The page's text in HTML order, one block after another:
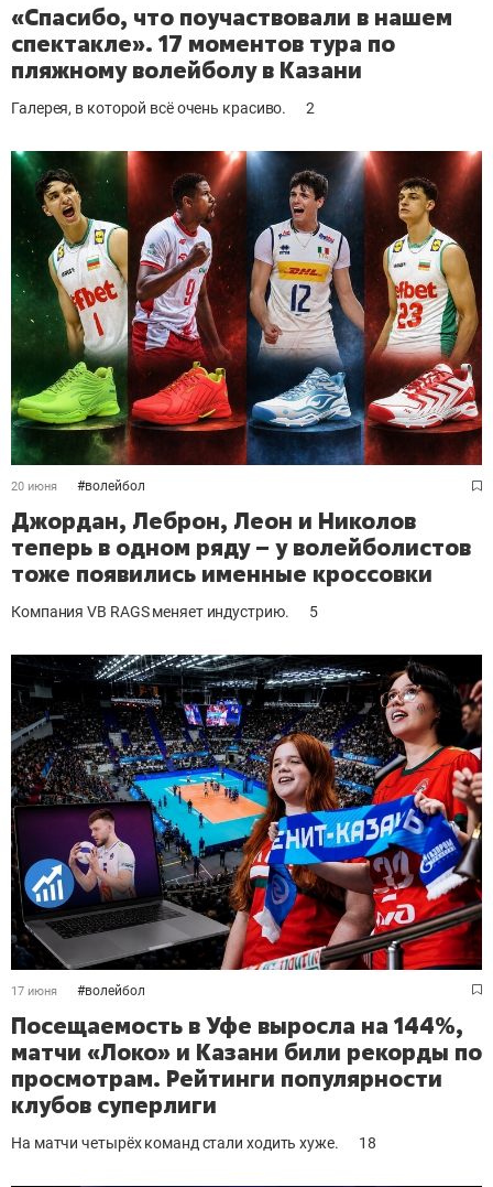
«Спасибо, что поучаствовали в нашем
спектакле». 17 моментов тура по
пляжному волейболу в Казани
Галерея, в которой всё очень красиво. 2
20 июня #волейбол
Джордан, Леброн, Леон и Николов
теперь в одном ряду – у волейболистов
тоже появились именные кроссовки
Компания VB RAGS меняет индустрию. 5
17 июня #волейбол
Посещаемость в Уфе выросла на 144%,
матчи «Локо» и Казани били рекорды по
просмотрам. Рейтинги популярности
клубов суперлиги
На матчи четырёх команд стали ходить хуже. 18